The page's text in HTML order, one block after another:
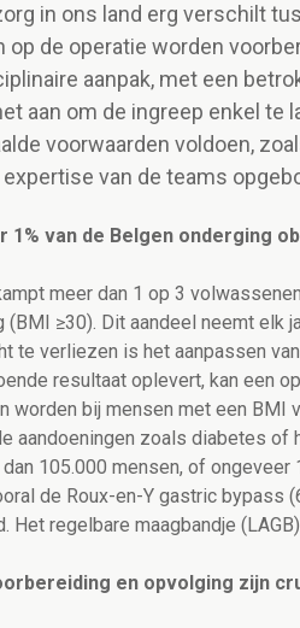
in ons land erg verschilt
op de operatie worden
aanpak, met een
aan om de ingreep enkel te
voorwaarden voldoen,
van de teams
1% van de Belgen onderging
meer dan 1 op 3
(BMI ≥30). Dit aandeel neemt elk
te verliezen is het aanpassen
resultaat oplevert, kan een
worden bij mensen met een BMI
aandoeningen zoals diabetes of
dan 105.000 mensen, of
de Roux-en-Y gastric bypass
Het regelbare maagbandje
en opvolging zijn